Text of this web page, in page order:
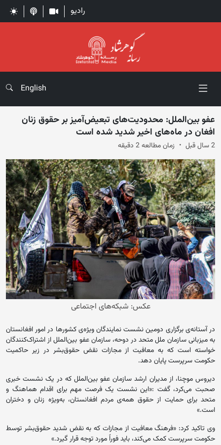
رادیو
English
عفو بین‌الملل: محدودیت‌های تبعیض‌آمیز بر حقوق زنان
افغان در ماه‌های اخیر شدید شده است
2 سال قبل زمان مطالعه 2 دقیقه
عکس: شبکه‌های اجتماعی
در آستانه‌ی برگزاری دومین نشست نمایندگان ویژه‌ی کشورها در امور افغانستان
به میزبانی سازمان ملل متحد در دوحه، سازمان عفو بین‌الملل از اشتراک‌کنندگان
خواسته است که به معافیت از مجازات نقض حقوق‌‌بشر در زیر حاکمیت
حکومت سرپرست پایان دهد.
دیروس موچنا، از مدیران ارشد سازمان عفو بین‌الملل که در یک نشست خبری
صحبت می‌کرد، گفت :«این نشست یک فرصت مهم برای اقدام هماهنگ و
متحد برای حمایت از حقوق همه‌ی مردم افغانستان، به‌ویژه زنان و دختران
است.»
وی تاکید کرد: «فرهنگ معافیت از مجازات که به نقض شدید حقوق‌بشر توسط
حکومت سرپرست کمک می‌کند، باید فوراً مورد توجه قرار گیرد.»